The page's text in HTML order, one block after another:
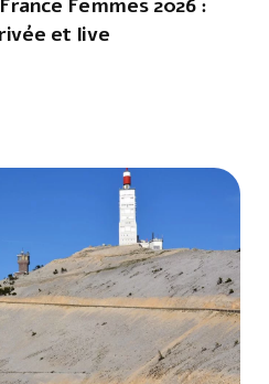
Femmes 2026 :
et live